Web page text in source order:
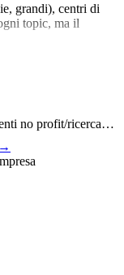
grandi), centri di
topic, ma il
no profit/ricerca…